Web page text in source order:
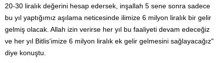
20-30 liralık değerini hesap edersek, inşallah 5 sene sonra sadece
bu yıl yaptığımız aşılama neticesinde ilimize 6 milyon liralık bir gelir
gelmiş olacak. Allah izin verirse her yıl bu faaliyeti devam edeceğiz
ve her yıl Bitlis'imize 6 milyon liralık ek gelir gelmesini sağlayacağız"
diye konuştu.